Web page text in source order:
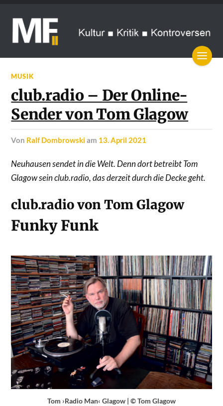
MUSIK
club.radio – Der Online-
Sender von Tom Glagow
von Ralf Dombrowskiam 13. April 2021
Neuhausen sendet in die Welt. Denn dort betreibt Tom
Glagow sein club.radio, das derzeit durch die Decke geht.
club.radio von Tom Glagow
Funky Funk
Tom ›Radio Man‹ Glagow | © Tom Glagow